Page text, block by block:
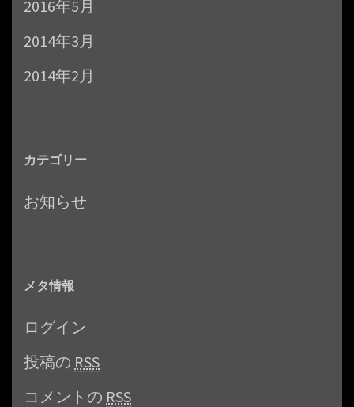
2016年5月
2014年3月
2014年2月
カテゴリー
お知らせ
メタ情報
ログイン
投稿の RSS
コメントの RSS